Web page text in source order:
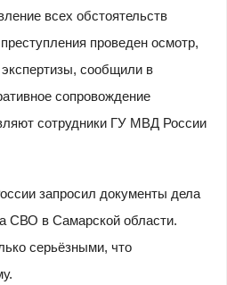
всех обстоятельств
проведен осмотр,
сообщили в
сопровождение
сотрудники ГУ МВД России
запросил документы дела
СВО в Самарской области.
серьёзными, что